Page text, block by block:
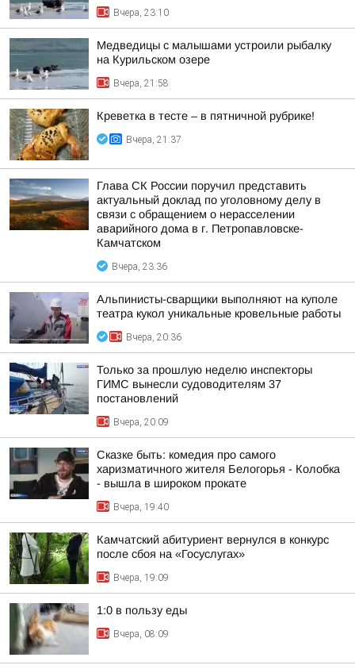
Вчера, 23:10
Медведицы с малышами устроили рыбалку
на Курильском озере
Вчера, 21:58
Креветка в тесте – в пятничной рубрике!
Вчера, 21:37
Глава СК России поручил представить
актуальный доклад по уголовному делу в
связи с обращением о нерасселении
аварийного дома в г. Петропавловске-
Камчатском
Вчера, 23:36
Альпинисты-сварщики выполняют на куполе
театра кукол уникальные кровельные работы
Вчера, 20:36
Только за прошлую неделю инспекторы
ГИМС вынесли судоводителям 37
постановлений
Вчера, 20:09
Сказке быть: комедия про самого
харизматичного жителя Белогорья - Колобка
- вышла в широком прокате
Вчера, 19:40
Камчатский абитуриент вернулся в конкурс
после сбоя на «Госуслугах»
Вчера, 19:09
1:0 в пользу еды
Вчера, 08:09